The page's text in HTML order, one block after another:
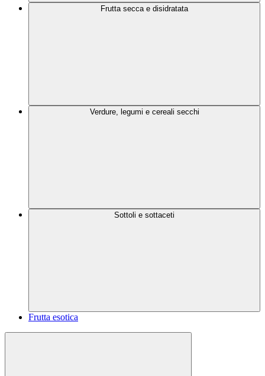
Frutta secca e disidratata
Verdure, legumi e cereali secchi
Sottoli e sottaceti
Frutta esotica